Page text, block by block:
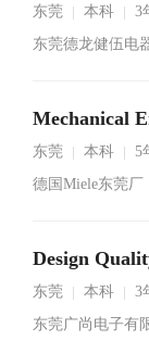
东莞 本科 3
东莞德龙健伍电
东莞 本科 5
东莞 本科 3
东莞广尚电子有